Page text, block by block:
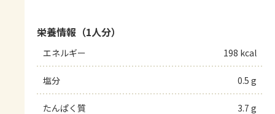
栄養情報（1人分）
エネルギー 198 kcal
塩分 0.5 g
たんぱく質 3.7 g